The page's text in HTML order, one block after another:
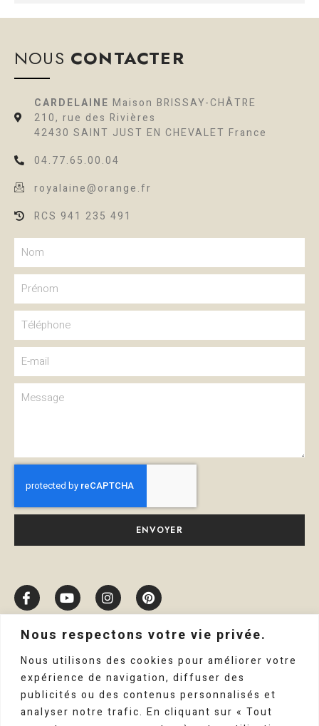
Nous respectons votre vie privée.
Nous utilisons des cookies pour améliorer votre
expérience de navigation, diffuser des
publicités ou des contenus personnalisés et
analyser notre trafic. En cliquant sur « Tout
NOUS CONTACTER
CARDELAINE Maison BRISSAY-CHÂTRE
210, rue des Rivières
42430 SAINT JUST EN CHEVALET France
04.77.65.00.04
royalaine@orange.fr
RCS 941 235 491
ENVOYER